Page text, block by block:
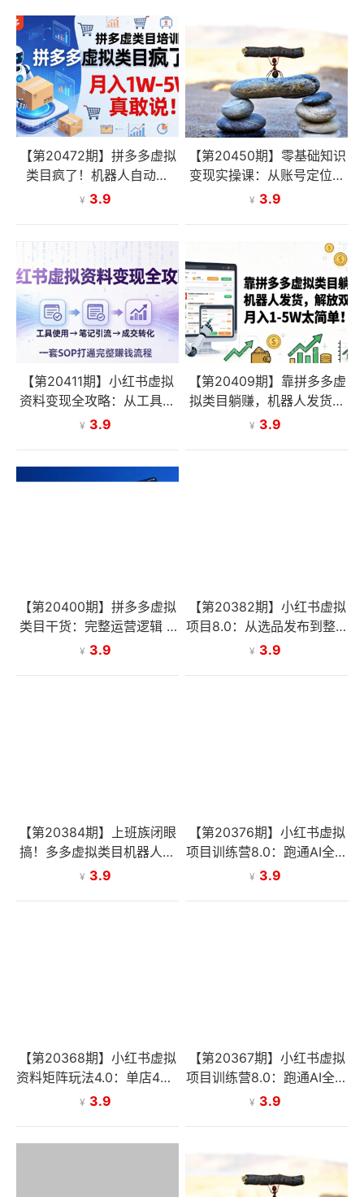
【第20472期】拼多多虚拟
类目疯了！机器人自动发
货，月入 1W-5W 真敢说！
¥ 3.9
【第20450期】零基础知识
变现实操课：从账号定位到
直播变现，小白也能快速上
¥ 3.9
【第20411期】小红书虚拟
资料变现全攻略：从工具使
用到笔记引流成交，一套 S
¥ 3.9
【第20409期】靠拼多多虚
拟类目躺赚，机器人发货，
解放双手，月入5W 太简
¥ 3.9
【第20400期】拼多多虚拟
类目干货：完整运营逻辑 +
矩阵布局，日入稳定 1K
¥ 3.9
【第20382期】小红书虚拟
项目8.0：从选品发布到整店
运维，AI原创+云端发货实
¥ 3.9
【第20384期】上班族闭眼
搞！多多虚拟类目机器人发
货，被动收入
¥ 3.9
【第20376期】小红书虚拟
项目训练营8.0：跑通AI全流
程，从养号到开店发货，打
¥ 3.9
【第20368期】小红书虚拟
资料矩阵玩法4.0：单店4带1
玩法，操作模式+全新配套
¥ 3.9
【第20367期】小红书虚拟
项目训练营8.0：跑通AI全流
程，从养号到开店发货，打
¥ 3.9